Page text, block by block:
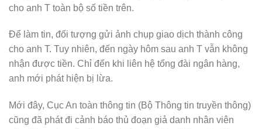
cho anh T toàn bộ số tiền trên.
Để làm tin, đối tượng gửi ảnh chụp giao dịch thành công
cho anh T. Tuy nhiên, đến ngày hôm sau anh T vẫn không
nhận được tiền. Chỉ đến khi liên hệ tổng đài ngân hàng,
anh mới phát hiện bị lừa.
Mới đây, Cục An toàn thông tin (Bộ Thông tin truyền thông)
cũng đã phát đi cảnh báo thủ đoạn giả danh nhân viên